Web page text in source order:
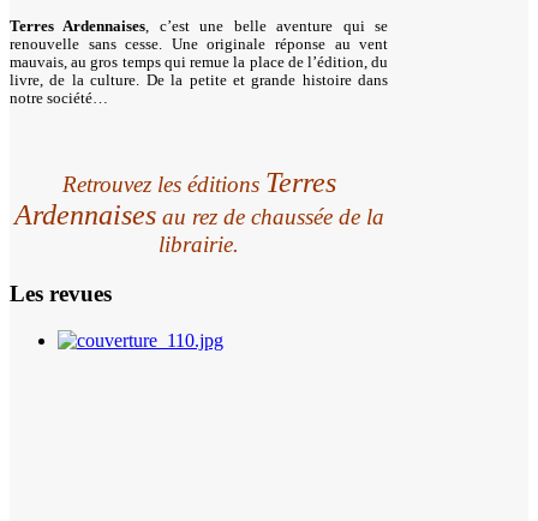
Terres Ardennaises, c’est une belle aventure qui se
renouvelle sans cesse. Une originale réponse au vent
mauvais, au gros temps qui remue la place de l’édition, du
livre, de la culture. De la petite et grande histoire dans
notre société…
Retrouvez les éditions Terres
Ardennaisesau rez de chaussée de la
librairie.
Les revues